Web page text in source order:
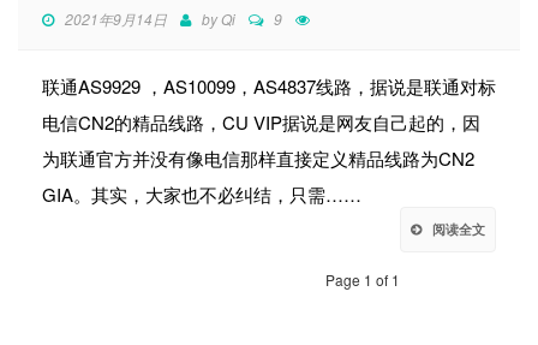
2021年9月14日 byQi 9
联通AS9929 ，AS10099，AS4837线路，据说是联通对标
电信CN2的精品线路，CU VIP据说是网友自己起的，因
为联通官方并没有像电信那样直接定义精品线路为CN2
GIA。其实，大家也不必纠结，只需……
阅读全文
Page 1 of 1